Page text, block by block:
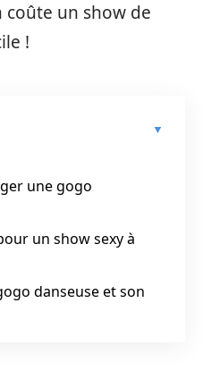
coûte un show de
!
une gogo
un show sexy à
danseuse et son